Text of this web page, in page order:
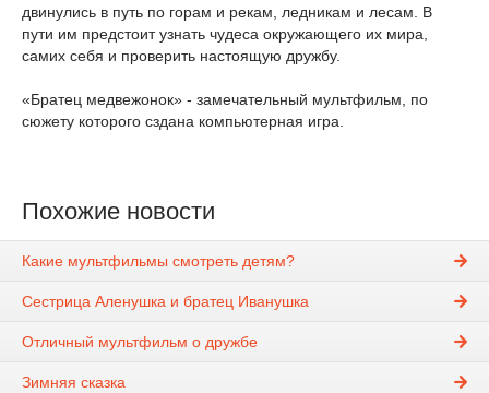
двинулись в путь по горам и рекам, ледникам и лесам. В
пути им предстоит узнать чудеса окружающего их мира,
самих себя и проверить настоящую дружбу.
«Братец медвежонок» - замечательный мультфильм, по
сюжету которого сздана компьютерная игра.
Похожие новости
Какие мультфильмы смотреть детям?
Сестрица Аленушка и братец Иванушка
Отличный мультфильм о дружбе
Зимняя сказка